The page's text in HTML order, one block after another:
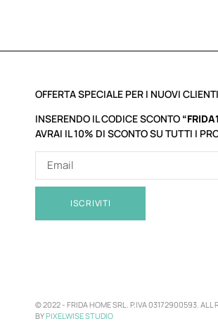
OFFERTA SPECIALE PER I NUOVI
INSERENDO IL CODICE SCONTO
AVRAI IL 10% DI SCONTO SU TUTTI I
ISCRIVITI
© 2022 - FRIDA HOME SRL. P.IVA 03172900593. ALL
BYPIXELWISE STUDIO